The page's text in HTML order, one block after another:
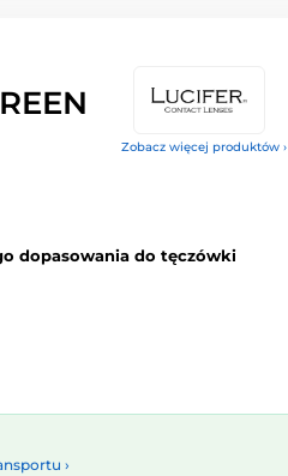
Zobacz więcej produktów ›
dopasowania do tęczówki
›